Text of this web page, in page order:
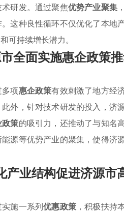
研发。通过聚焦优势产业聚集
这种良性循环不仅优化了本地
可持续增长潜力。
全面实施惠企政策
项惠企政策有效刺激了地方经
此外，针对技术研发的投入，
政策的吸引力，还推动了与知名
源等优势产业的聚集，使得济
产业结构促进济源市
施一系列优惠政策 ，积极扶持